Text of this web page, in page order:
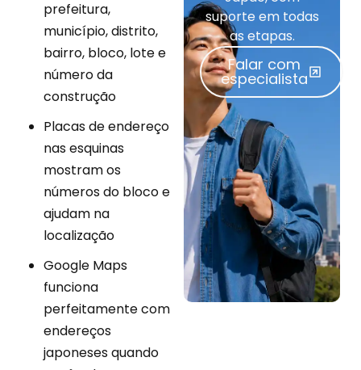
prefeitura,
município, distrito,
bairro, bloco, lote e
número da
construção
Placas de endereço
nas esquinas
mostram os
números do bloco e
ajudam na
localização
Google Maps
funciona
perfeitamente com
endereços
japoneses quando
suporte em todas
as etapas.
Falar com
especialista